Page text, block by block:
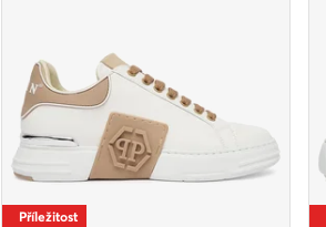
Příležitost